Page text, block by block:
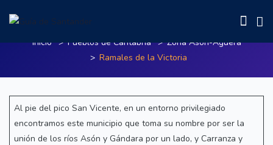
Ramales de la Victoria
Inicio Pueblos de Cantabria
Zona Asón-Aguera
Ramales de la Victoria
Al pie del pico San Vicente, en un entorno privilegiado
encontramos este municipio que toma su nombre por ser la
unión de los ríos Asón y Gándara por un lado, y Carranza y